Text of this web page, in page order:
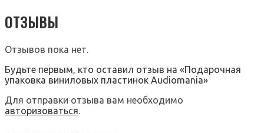
ОТЗЫВЫ
Отзывов пока нет.
Будьте первым, кто оставил отзыв на «Подарочная
упаковка виниловых пластинок Audiomania»
Для отправки отзыва вам необходимо
авторизоваться.